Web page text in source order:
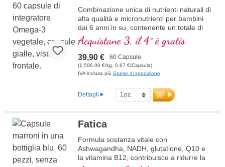
Combinazione unica di nutrienti naturali di
alta qualità e micronutrienti per bambini
dai 6 anni in su, contenente un totale di
20 nutrienti essenziali per il vostro
bambino.
Acquistane 3, il 4° è gratis
39,90 € 60 Capsule
(1.596,00 €/kg, 0,67 €/Capsula)
IVA inclusa più Spese di spedizione
Dettagli
Fatica
Formula sostanza vitale con
Ashwagandha, NADH, glutatione, Q10 e
la vitamina B12, contribuisce a ridurre la